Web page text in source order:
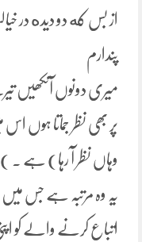
از بس که دو دیده در
پندارم
میری دونوں آنکھیں
پر بھی نظر جماتا ہوں اس
وہاں نظر آ رہا) ہے ۔ )
یہ وہ مرتبہ ہے جس
اتباع کرنے والے کو